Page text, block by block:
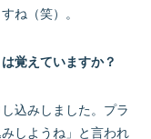
ね（笑）。
覚えていますか？
込みしました。プラ
しようね」と言われ